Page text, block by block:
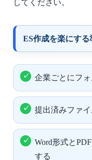
してください。
ES作成を楽にする
企業ごとにフ
提出済みファ
Word形式と
する